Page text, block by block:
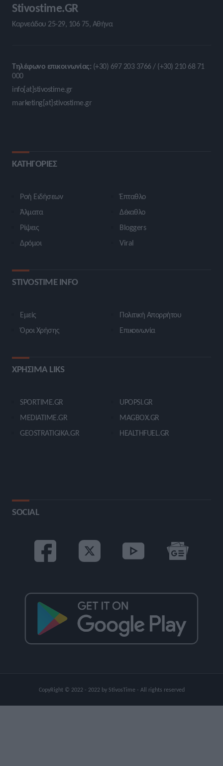
Stivostime.GR
Καρνεάδου 25-29, 106 75, Αθήνα
Τηλέφωνο επικοινωνίας: (+30) 697 203 3766 / (+30) 210 68 71
000
info[at]stivostime.gr
marketing[at]stivostime.gr
ΚΑΤΗΓΟΡΙΕΣ
Ροή Ειδήσεων
Άλματα
Ρίψεις
Δρόμοι
Έπταθλο
Δέκαθλο
Bloggers
Viral
STIVOSTIME INFO
Εμείς
Όροι Χρήσης
Πολιτική Απορρήτου
Επικοινωνία
ΧΡΗΣΙΜΑ LIKS
SPORTIME.GR
MEDIATIME.GR
GEOSTRATIGIKA.GR
UPOPSI.GR
MAGBOX.GR
HEALTHFUEL.GR
SOCIAL
CopyRight © 2022 - 2022 by StivosTime - All rights reserved